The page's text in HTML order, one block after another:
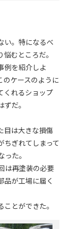
い。特になるべ
むところだ。
例を紹介しよ
のケースのように
くれるショップ
だ。
目は大きな損傷
ちぎれてしまって
た。
は再塗装の必要
品が工場に届く
とができた。